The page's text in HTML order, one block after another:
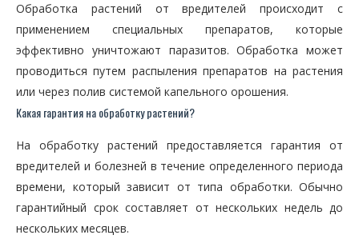
Обработка растений от вредителей происходит с
применением специальных препаратов, которые
эффективно уничтожают паразитов. Обработка может
проводиться путем распыления препаратов на растения
или через полив системой капельного орошения.
Какая гарантия на обработку растений?
На обработку растений предоставляется гарантия от
вредителей и болезней в течение определенного периода
времени, который зависит от типа обработки. Обычно
гарантийный срок составляет от нескольких недель до
нескольких месяцев.